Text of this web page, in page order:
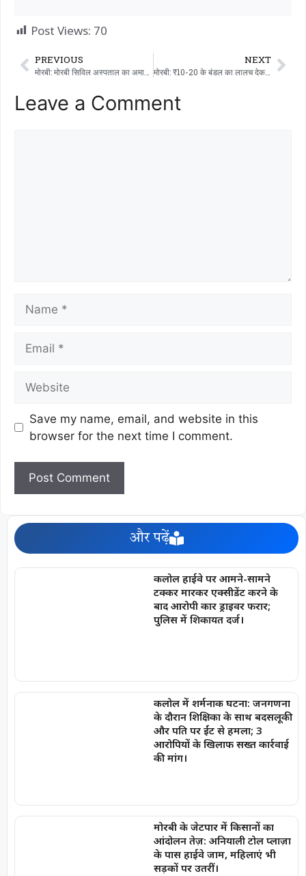
Post Views: 70
PREVIOUS NEXT
मोरबी: ₹10-20 के बंडल का लालच देकर व्यापारी से ₹2.50 लाख ठगे, पुलिस में शिकायत दर्ज
Leave a Comment
Save my name, email, and website in this
browser for the next time I comment.
और पढ़ें
कलोल हाईवे पर आमने-सामने
टक्कर मारकर एक्सीडेंट करने के
बाद आरोपी कार ड्राइवर फरार;
पुलिस में शिकायत दर्ज।
कलोल में शर्मनाक घटना: जनगणना
के दौरान शिक्षिका के साथ बदसलूकी
और पति पर ईंट से हमला; 3
आरोपियों के खिलाफ सख्त कार्रवाई
की मांग।
मोरबी के जेटपार में किसानों का
आंदोलन तेज़: अनियाली टोल प्लाज़ा
के पास हाईवे जाम, महिलाएं भी
सड़कों पर उतरीं।